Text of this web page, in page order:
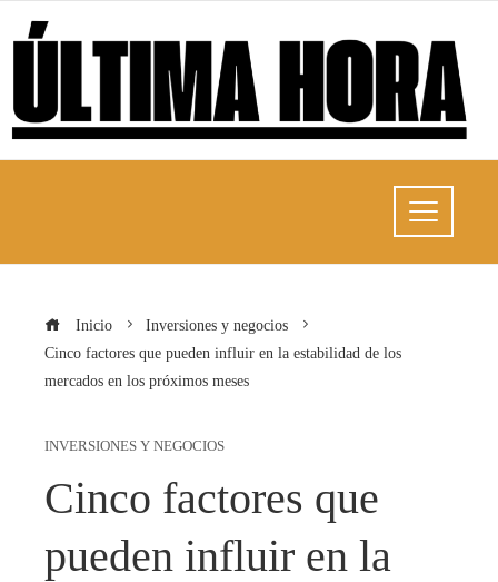
Inicio
Inversiones y negocios
Cinco factores que pueden influir en la estabilidad de los
mercados en los próximos meses
INVERSIONES Y NEGOCIOS
Cinco factores que
pueden influir en la